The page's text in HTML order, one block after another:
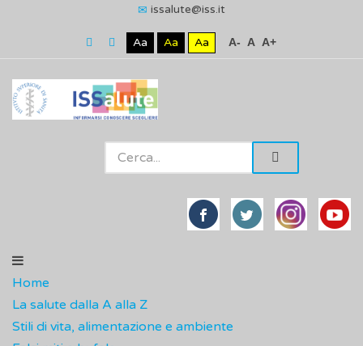
issalute@iss.it
Aa Aa Aa A- A A+
Home
La salute dalla A alla Z
Stili di vita, alimentazione e ambiente